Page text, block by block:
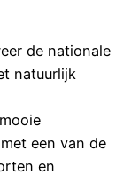
de nationale
natuurlijk
een van de
en